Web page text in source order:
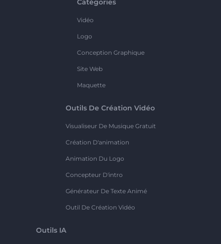
Catégories
Vidéo
Logo
Conception Graphique
Site Web
Maquette
Outils De Création Vidéo
Visualiseur De Musique Gratuit
Création D'animation
Animation Du Logo
Concepteur D'intro
Générateur De Texte Animé
Outil De Création Vidéo
Outils IA